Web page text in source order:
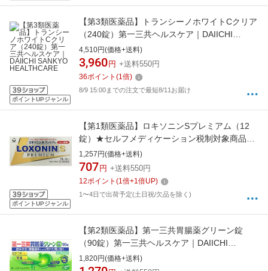
ポイントUPジャンル
【第3類医薬品】トランシーノホワイトCクリア
（240錠）第一三共ヘルスケア｜DAIICHI
SANKYO HEALTHCARE
4,510円(価格+送料)
3,960 円 +送料550円
36ポイント (1倍)
8/9 15:00までの注文で最短8/11お届け
ポイントUPジャンル
【第1類医薬品】ロキソニンSプレミアム（12
錠）★セルフメディケーション税制対象商品第
一三共ヘルスケア｜DAIICHI SANKYO
HEALTHCARE
1,257円(価格+送料)
707 円 +送料550円
12ポイント (1倍+1倍UP)
1〜4日で出荷予定(土日祝/欠品を除く)
【第2類医薬品】第一三共胃腸薬グリーン錠
（90錠）第一三共ヘルスケア｜DAIICHI
SANKYO HEALTHCARE
1,820円(価格+送料)